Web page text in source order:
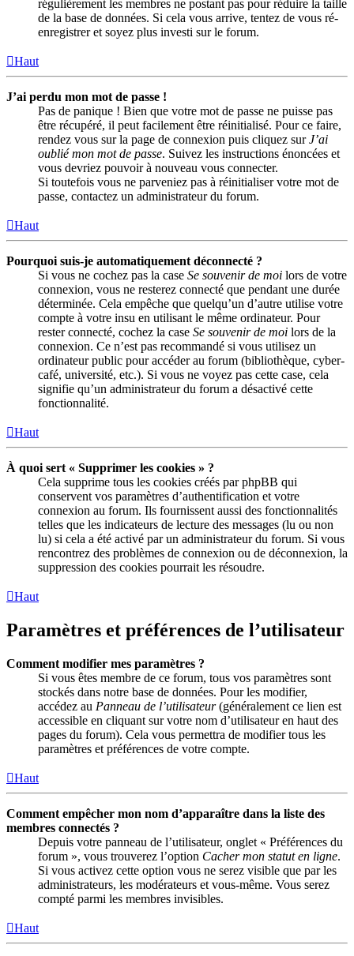
régulièrement les membres ne postant pas pour réduire la taille
de la base de données. Si cela vous arrive, tentez de vous ré-
enregistrer et soyez plus investi sur le forum.
Haut
J’ai perdu mon mot de passe !
Pas de panique ! Bien que votre mot de passe ne puisse pas
être récupéré, il peut facilement être réinitialisé. Pour ce faire,
rendez vous sur la page de connexion puis cliquez surJ’ai
oublié mon mot de passe. Suivez les instructions énoncées et
vous devriez pouvoir à nouveau vous connecter.
Si toutefois vous ne parveniez pas à réinitialiser votre mot de
passe, contactez un administrateur du forum.
Haut
Pourquoi suis-je automatiquement déconnecté ?
Si vous ne cochez pas la case Se souvenir de moi lors de votre
connexion, vous ne resterez connecté que pendant une durée
déterminée. Cela empêche que quelqu’un d’autre utilise votre
compte à votre insu en utilisant le même ordinateur. Pour
rester connecté, cochez la case Se souvenir de moi lors de la
connexion. Ce n’est pas recommandé si vous utilisez un
ordinateur public pour accéder au forum (bibliothèque, cyber-
café, université, etc.). Si vous ne voyez pas cette case, cela
signifie qu’un administrateur du forum a désactivé cette
fonctionnalité.
Haut
À quoi sert « Supprimer les cookies » ?
Cela supprime tous les cookies créés par phpBB qui
conservent vos paramètres d’authentification et votre
connexion au forum. Ils fournissent aussi des fonctionnalités
telles que les indicateurs de lecture des messages (lu ou non
lu) si cela a été activé par un administrateur du forum. Si vous
rencontrez des problèmes de connexion ou de déconnexion, la
suppression des cookies pourrait les résoudre.
Haut
Paramètres et préférences de l’utilisateur
Comment modifier mes paramètres ?
Si vous êtes membre de ce forum, tous vos paramètres sont
stockés dans notre base de données. Pour les modifier,
accédez au Panneau de l’utilisateur(généralement ce lien est
accessible en cliquant sur votre nom d’utilisateur en haut des
pages du forum). Cela vous permettra de modifier tous les
paramètres et préférences de votre compte.
Haut
Comment empêcher mon nom d’apparaître dans la liste des
membres connectés ?
Depuis votre panneau de l’utilisateur, onglet « Préférences du
forum », vous trouverez l’option Cacher mon statut en ligne.
Si vous activez cette option vous ne serez visible que par les
administrateurs, les modérateurs et vous-même. Vous serez
compté parmi les membres invisibles.
Haut